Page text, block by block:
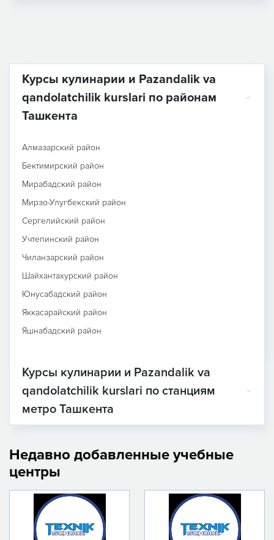
Курсы кулинарии и Pazandalik va
qandolatchilik kurslari по районам
Ташкента
Алмазарский район
Бектимирский район
Мирабадский район
Мирзо-Улугбекский район
Сергелийский район
Учтепинский район
Чиланзарский район
Шайхантахурский район
Юнусабадский район
Яккасарайский район
Яшнабадский район
Курсы кулинарии и Pazandalik va
qandolatchilik kurslari по станциям
метро Ташкента
Недавно добавленные учебные
центры